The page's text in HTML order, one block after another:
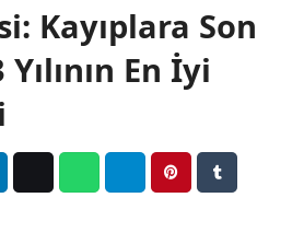
Kayıplara Son
En İyi